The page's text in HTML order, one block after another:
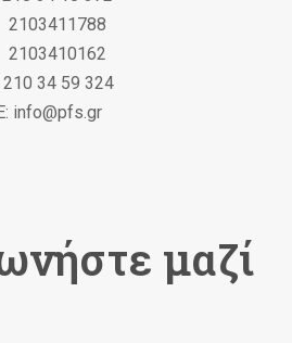
2103411788
2103410162
34 59 324
info@pfs.gr
μαζί